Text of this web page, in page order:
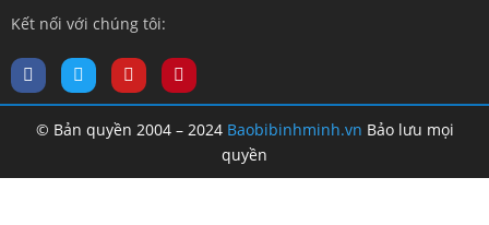
Kết nối với chúng tôi:
© Bản quyền 2004 – 2024 Baobibinhminh.vn Bảo lưu mọi
quyền